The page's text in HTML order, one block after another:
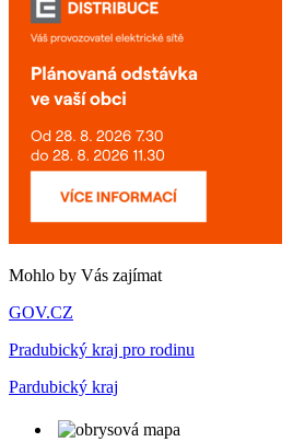
Mohlo by Vás zajímat
GOV.CZ
Pradubický kraj pro rodinu
Pardubický kraj